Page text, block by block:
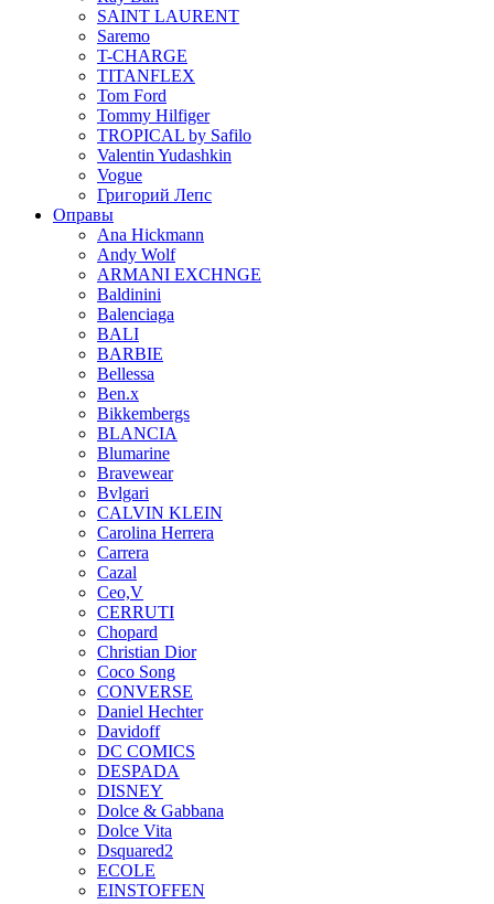
SAINT LAURENT
Saremo
T-CHARGE
TITANFLEX
Tom Ford
Tommy Hilfiger
TROPICAL by Safilo
Valentin Yudashkin
Vogue
Григорий Лепс
Оправы
Ana Hickmann
Andy Wolf
ARMANI EXCHNGE
Baldinini
Balenciaga
BALI
BARBIE
Bellessa
Ben.x
Bikkembergs
BLANCIA
Blumarine
Bravewear
Bvlgari
CALVIN KLEIN
Carolina Herrera
Carrera
Cazal
Ceo,V
CERRUTI
Chopard
Christian Dior
Coco Song
CONVERSE
Daniel Hechter
Davidoff
DC COMICS
DESPADA
DISNEY
Dolce & Gabbana
Dolce Vita
Dsquared2
ECOLE
EINSTOFFEN